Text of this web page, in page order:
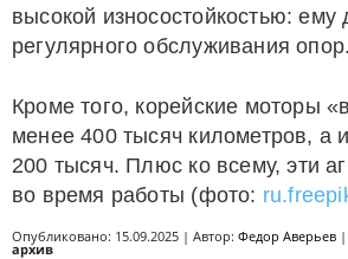
высокой износостойкостью: ему
регулярного обслуживания опор.
Кроме того, корейские моторы
менее 400 тысяч километров, а
200 тысяч. Плюс ко всему, эти
во время работы (фото:
Опубликовано: 15.09.2025 | Автор: Федор Аверьев |
архив